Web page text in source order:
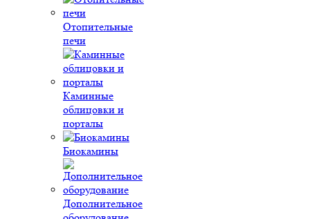
Отопительные
печи
Каминные
облицовки и
порталы
Биокамины
Дополнительное